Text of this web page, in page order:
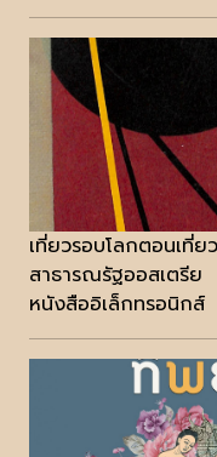
เที่ยวรอบโลกตอนเที่
สาธารณรัฐออสเตรีย
หนังสืออิเล็กทรอนิกส์